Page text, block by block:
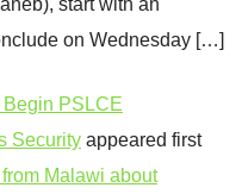
on Wednesday […]
PSLCE
Security appeared first
Malawi about